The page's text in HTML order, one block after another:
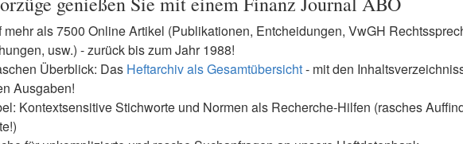
mehr als 7500 Online Artikel (Publikationen, Entcheidungen, VwGH
usw.) - zurück bis zum Jahr 1988!
Überblick: Das Heftarchiv als Gesamtübersicht- mit den
Ausgaben!
Kontextsensitive Stichworte und Normen als Recherche-Hilfen (rasches